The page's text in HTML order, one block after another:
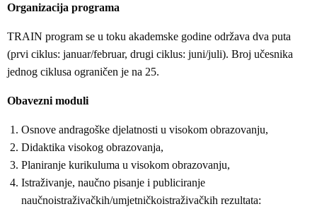
Organizacija programa
TRAIN program se u toku akademske godine održava dva puta
(prvi ciklus: januar/februar, drugi ciklus: juni/juli). Broj učesnika
jednog ciklusa ograničen je na 25.
Obavezni moduli
Osnove andragoške djelatnosti u visokom obrazovanju,
Didaktika visokog obrazovanja,
Planiranje kurikuluma u visokom obrazovanju,
Istraživanje, naučno pisanje i publiciranje
naučnoistraživačkih/umjetničkoistraživačkih rezultata: